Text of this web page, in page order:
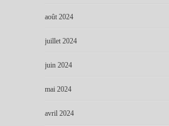
août 2024
juillet 2024
juin 2024
mai 2024
avril 2024